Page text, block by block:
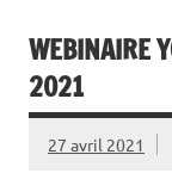
WEBINAIRE
2021
27 avril 2021